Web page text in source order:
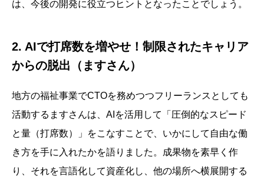
は、今後の開発に役立つヒントとなったことでしょう。
2. AIで打席数を増やせ！制限されたキャリア
からの脱出（ますさん）
地方の福祉事業でCTOを務めつつフリーランスとしても
活動するますさんは、AIを活用して「圧倒的なスピード
と量（打席数）」をこなすことで、いかにして自由な働
き方を手に入れたかを語りました。成果物を素早く作
り、それを言語化して資産化し、他の場所へ横展開する